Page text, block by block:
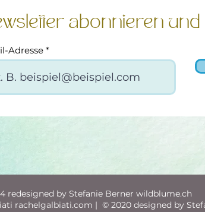
abonnieren
Adresse
redesigned by Stefanie Berner wildblume.ch
rachelgalbiati.com | © 2020 designed by